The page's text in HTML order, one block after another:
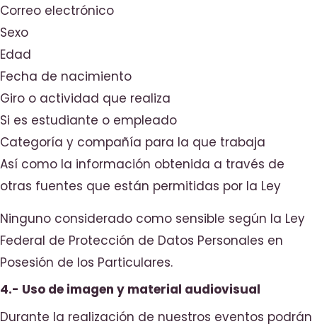
Correo electrónico
Sexo
Edad
Fecha de nacimiento
Giro o actividad que realiza
Si es estudiante o empleado
Categoría y compañía para la que trabaja
Así como la información obtenida a través de
otras fuentes que están permitidas por la Ley
Ninguno considerado como sensible según la Ley
Federal de Protección de Datos Personales en
Posesión de los Particulares.
4.- Uso de imagen y material audiovisual
Durante la realización de nuestros eventos podrán